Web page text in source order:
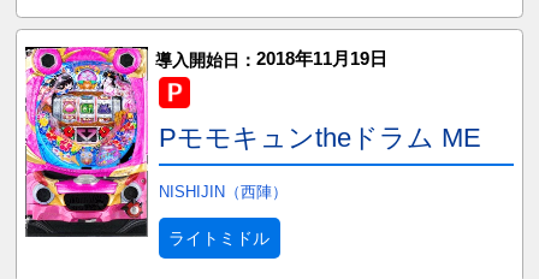
導入開始日： 2018年11月19日
Pモモキュンtheドラム ME
NISHIJIN（西陣）
ライトミドル